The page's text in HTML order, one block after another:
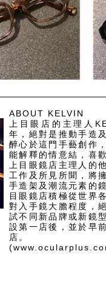
ABOUT KELVIN
上目眼店的主理人
年，絕對是推動手造
醉心於這門手藝創作
能解釋的情意結，喜
上目眼鏡店主理人的
工作及所見所聞，將
手造架及潮流元素的
目眼鏡店積極從世界
對入手鏡大膽程度，
試不同新品牌或新鏡
設第一店後，並於早
店。